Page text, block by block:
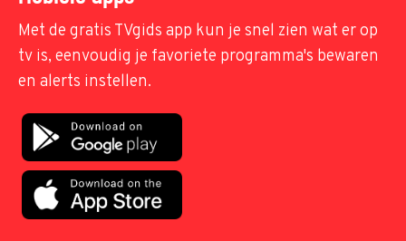
Met de gratis TVgids app kun je snel zien wat er op
tv is, eenvoudig je favoriete programma's bewaren
en alerts instellen.